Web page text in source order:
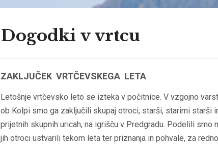
Dogodki v vrtcu
ZAKLJUČEK VRTČEVSKEGA LETA
Letošnje vrtčevsko leto se izteka v počitnice. V vzgojno
ob Kolpi smo ga zaključili skupaj otroci, starši, starimi starši
prijetnih skupnih uricah, na igrišču v Predgradu. Podelili smo
jih otroci ustvarili tekom leta ter priznanja in pohvale, za